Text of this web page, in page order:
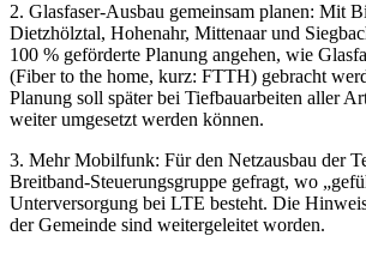
2. Glasfaser-Ausbau gemeinsam planen: Mit
Dietzhölztal, Hohenahr, Mittenaar und
100 % geförderte Planung angehen, wie
(Fiber to the home, kurz: FTTH) gebracht
Planung soll später bei Tiefbauarbeiten aller
weiter umgesetzt werden können.
3. Mehr Mobilfunk: Für den Netzausbau der
Breitband-Steuerungsgruppe gefragt, wo
Unterversorgung bei LTE besteht. Die
der Gemeinde sind weitergeleitet worden.